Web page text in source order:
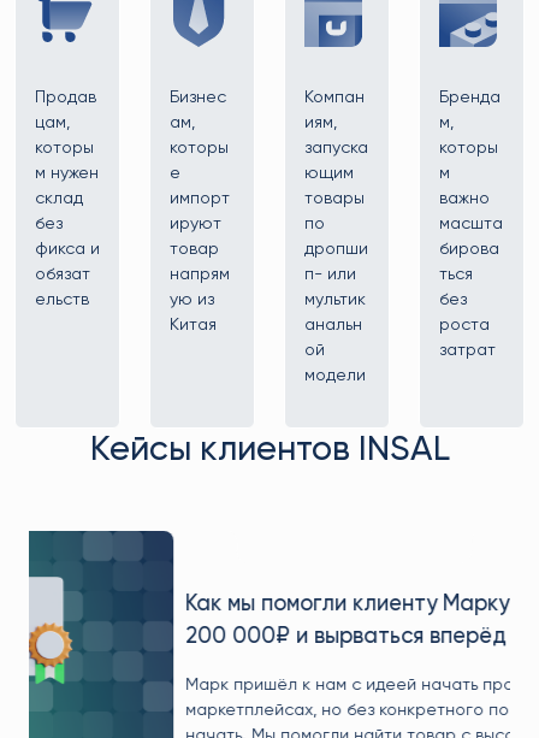
Продав
цам,
которы
м нужен
склад
без
фикса и
обязат
ельств
Бизнес
ам,
которы
е
импорт
ируют
товар
напрям
ую из
Китая
Компан
иям,
запуска
ющим
товары
по
дропши
п- или
мультик
анальн
ой
модели
Бренда
м,
которы
м
важно
масшта
бирова
ться
без
роста
затрат
Кейсы клиентов INSAL